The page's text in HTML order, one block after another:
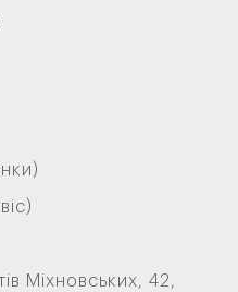
Міхновських, 42,